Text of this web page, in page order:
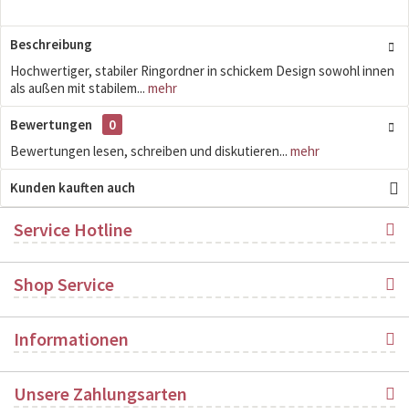
Beschreibung
Hochwertiger, stabiler Ringordner in schickem Design sowohl innen
als außen mit stabilem... mehr
Bewertungen
0
Bewertungen lesen, schreiben und diskutieren... mehr
Kunden kauften auch
Service Hotline
Shop Service
Informationen
Unsere Zahlungsarten